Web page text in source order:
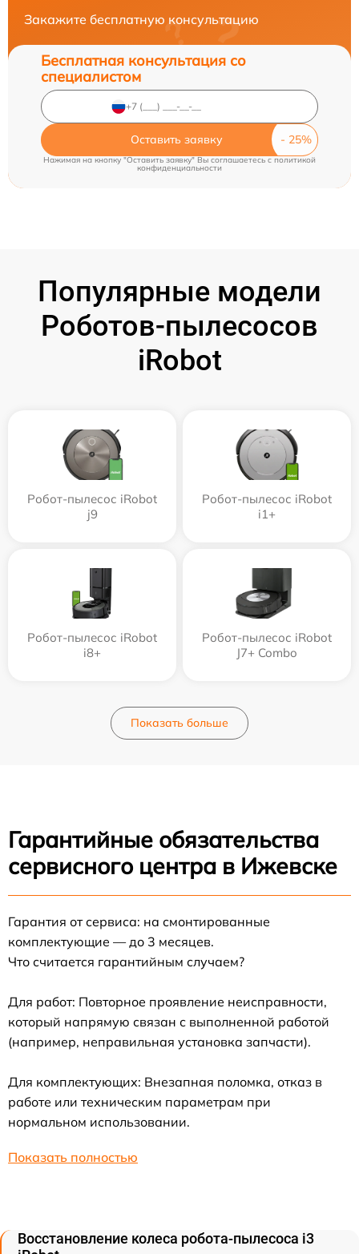
Закажите бесплатную консультацию
Бесплатная консультация со
специалистом
Оставить заявку
Нажимая на кнопку "Оставить заявку" Вы соглашаетесь cполитикой
конфиденциальности
Популярные модели
Роботов-пылесосов
iRobot
Робот-пылесос iRobot
j9
Робот-пылесос iRobot
i1+
Робот-пылесос iRobot
i8+
Робот-пылесос iRobot
J7+ Combo
Показать больше
Гарантийные обязательства
сервисного центра в Ижевске
Гарантия от сервиса: на смонтированные
комплектующие — до 3 месяцев.
Что считается гарантийным случаем?
Для работ: Повторное проявление неисправности,
который напрямую связан с выполненной работой
(например, неправильная установка запчасти).
Для комплектующих: Внезапная поломка, отказ в
работе или техническим параметрам при
нормальном использовании.
Показать полностью
Восстановление колеса робота-пылесоса i3